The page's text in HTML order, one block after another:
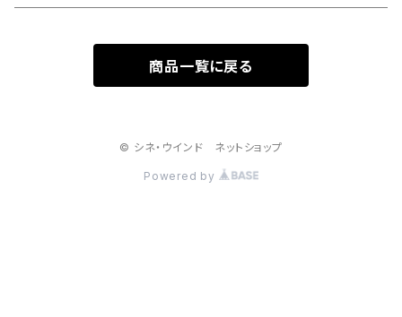
商品一覧に戻る
© シネ・ウインド ネットショップ
Powered by